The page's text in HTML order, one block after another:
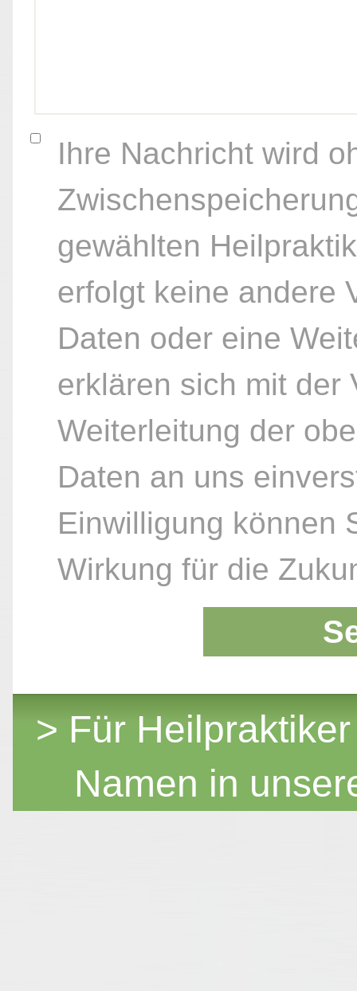
Ihre Nachricht wird
gewählten
erfolgt keine andere
Daten oder eine
erklären sich mit der
Weiterleitung der
Daten an uns
Einwilligung können
Wirkung für die
> Für
Namen in